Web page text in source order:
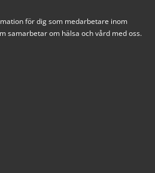
för dig som medarbetare inom
samarbetar om hälsa och vård med oss.